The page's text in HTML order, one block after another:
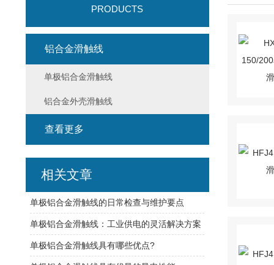
PRODUCTS
铝合金滑触线
单极铝合金滑触线
铝合金外壳滑触线
查看更多
相关文章
单极铝合金滑触线的日常检查与维护要点
单极铝合金滑触线：工业供电的灵活解决方案
单极铝合金滑触线具有哪些优点?